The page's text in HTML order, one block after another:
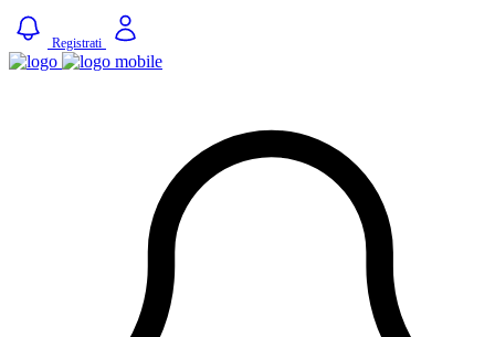
Registrati